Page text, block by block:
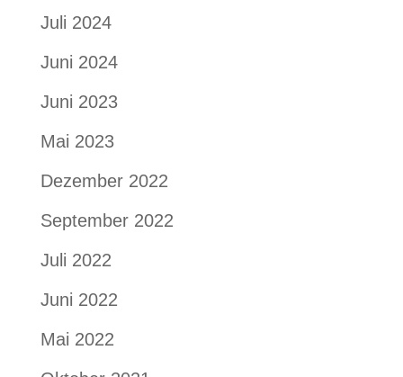
Juli 2024
Juni 2024
Juni 2023
Mai 2023
Dezember 2022
September 2022
Juli 2022
Juni 2022
Mai 2022